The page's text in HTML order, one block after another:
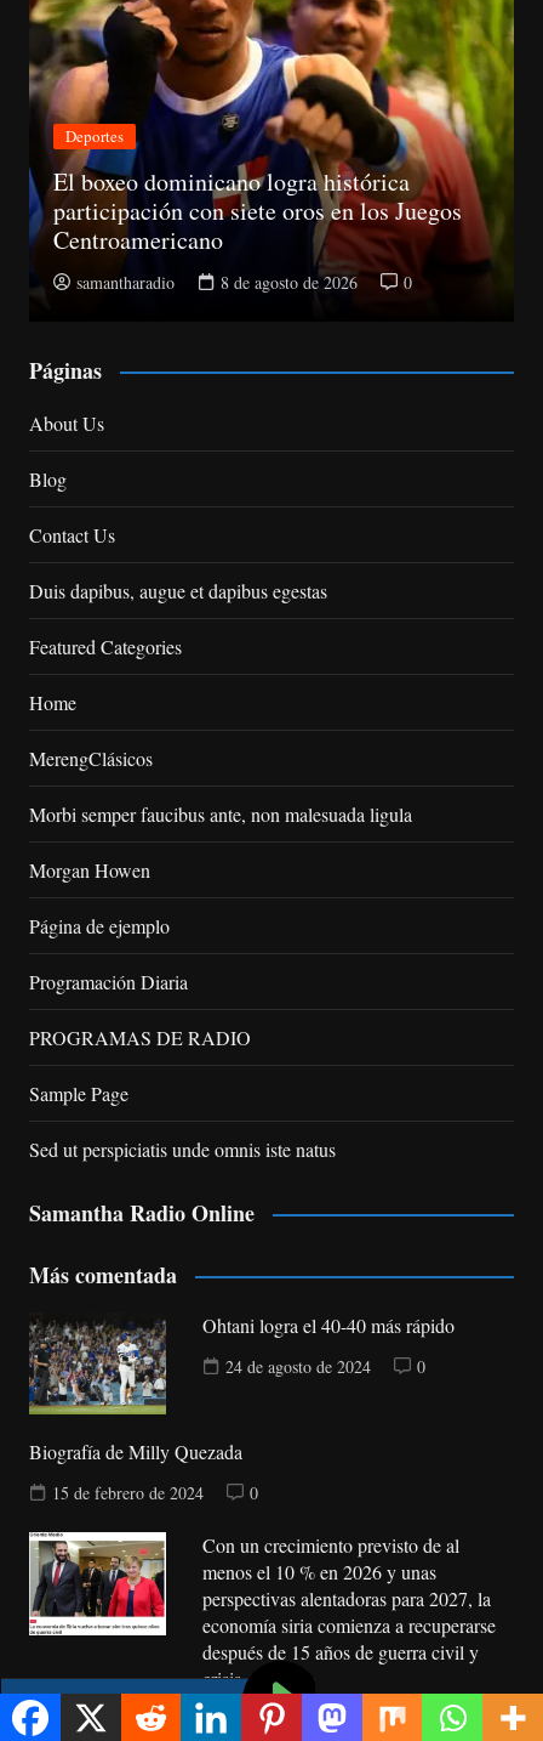
Nacionales
CNM avanza evaluación de siete jueces de
la Suprema y abre plazo de objeciones
samantharadio 8 de agosto de 2026 0
Páginas
About Us
Blog
Contact Us
Duis dapibus, augue et dapibus egestas
Featured Categories
Home
MerengClásicos
Morbi semper faucibus ante, non malesuada ligula
Morgan Howen
Página de ejemplo
Programación Diaria
PROGRAMAS DE RADIO
Sample Page
Sed ut perspiciatis unde omnis iste natus
Samantha Radio Online
Más comentada
Ohtani logra el 40-40 más rápido
24 de agosto de 2024 0
Biografía de Milly Quezada
15 de febrero de 2024 0
Con un crecimiento previsto de al
menos el 10 % en 2026 y unas
perspectivas alentadoras para 2027, la
economía siria comienza a recuperarse
después de 15 años de guerra civil y
crisis
8 de agosto de 2026